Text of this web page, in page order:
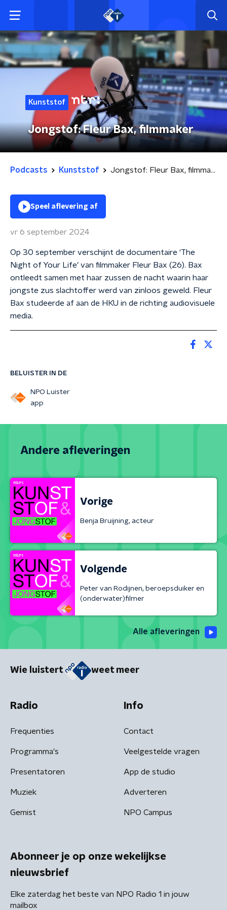
Kunststof
Jongstof: Fleur Bax, filmmaker
Podcasts Kunststof Jongstof: Fleur Bax, filmmaker
BELUISTER IN DE
NPO Luister
app
Speel aflevering af
vr 6 september 2024
Op 30 september verschijnt de documentaire ‘The
Night of Your Life’ van filmmaker Fleur Bax (26). Bax
ontleedt samen met haar zussen de nacht waarin haar
jongste zus slachtoffer werd van zinloos geweld. Fleur
Bax studeerde af aan de HKU in de richting audiovisuele
media.
Andere afleveringen
Vorige
Benja Bruijning, acteur
Volgende
Peter van Rodijnen, beroepsduiker en
(onderwater)filmer
Alle afleveringen
Wie luistert weet meer
Radio
Frequenties
Programma's
Presentatoren
Muziek
Gemist
Info
Contact
Veelgestelde vragen
App de studio
Adverteren
NPO Campus
Abonneer je op onze wekelijkse
nieuwsbrief
Elke zaterdag het beste van NPO Radio 1 in jouw
mailbox